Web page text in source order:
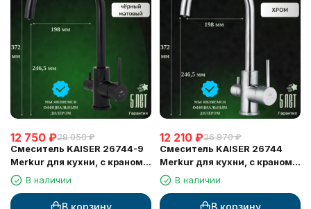
12 750 ₽28 050 ₽
Смеситель KAISER 26744-9
Merkur для кухни, с краном
для питьевой воды, черный
матовый
В наличии
В корзину
12 210 ₽26 870 ₽
Смеситель KAISER 26744
Merkur для кухни, с краном
для питьевой воды, хром
В наличии
В корзину